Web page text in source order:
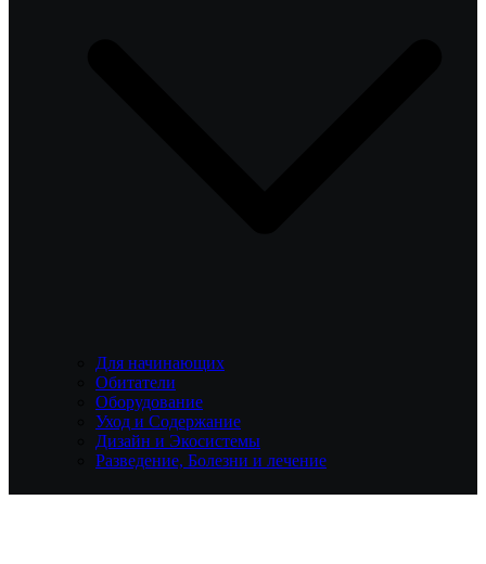
Для начинающих
Обитатели
Оборудование
Уход и Содержание
Дизайн и Экосистемы
Разведение, Болезни и лечение